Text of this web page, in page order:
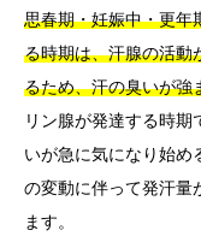
思春期・妊娠中・更年
る時期は、汗腺の活動
るため、汗の臭いが強
リン腺が発達する時
いが急に気になり始め
の変動に伴って発汗量
ます。